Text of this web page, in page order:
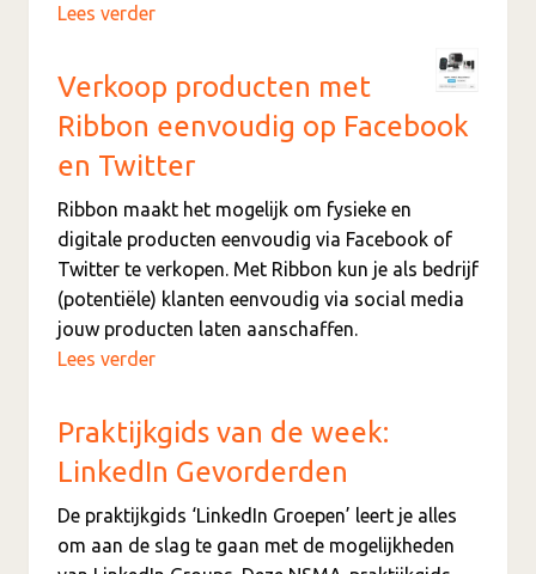
Lees verder
Verkoop producten met
Ribbon eenvoudig op Facebook
en Twitter
Ribbon maakt het mogelijk om fysieke en
digitale producten eenvoudig via Facebook of
Twitter te verkopen. Met Ribbon kun je als bedrijf
(potentiële) klanten eenvoudig via social media
jouw producten laten aanschaffen.
Lees verder
Praktijkgids van de week:
LinkedIn Gevorderden
De praktijkgids ‘LinkedIn Groepen’ leert je alles
om aan de slag te gaan met de mogelijkheden